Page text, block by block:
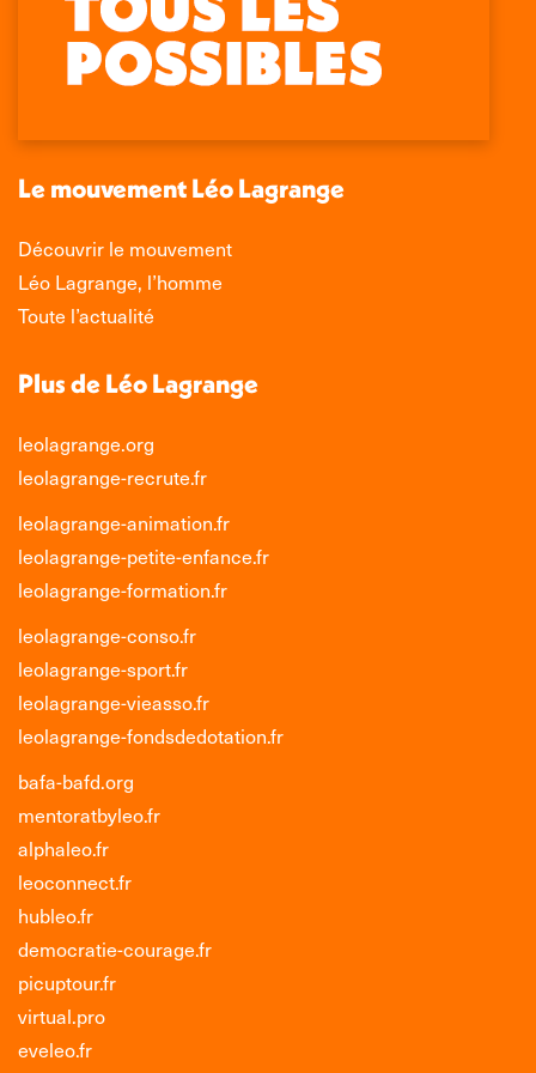
Facebook
s'ouvre
une
fenêtre
page
X
s'ouvre
une
fenêtre
page
LinkedIn
s'ouvre
une
fenêtre
page
Instagram
s'ouvre
une
nouvelle
fenêtre
Le mouvement Léo Lagrange
Découvrir le mouvement
Léo Lagrange, l’homme
Toute l’actualité
Plus de Léo Lagrange
leolagrange.org
leolagrange-recrute.fr
leolagrange-animation.fr
leolagrange-petite-enfance.fr
leolagrange-formation.fr
leolagrange-conso.fr
leolagrange-sport.fr
leolagrange-vieasso.fr
leolagrange-fondsdedotation.fr
bafa-bafd.org
mentoratbyleo.fr
alphaleo.fr
leoconnect.fr
hubleo.fr
democratie-courage.fr
picuptour.fr
virtual.pro
eveleo.fr